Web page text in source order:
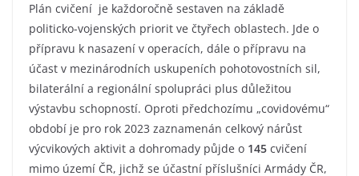
Plán cvičení je každoročně sestaven na základě
politicko-vojenských priorit ve čtyřech oblastech. Jde o
přípravu k nasazení v operacích, dále o přípravu na
účast v mezinárodních uskupeních pohotovostních sil,
bilaterální a regionální spolupráci plus důležitou
výstavbu schopností. Oproti předchozímu „covidovému“
období je pro rok 2023 zaznamenán celkový nárůst
výcvikových aktivit a dohromady půjde o 145 cvičení
mimo území ČR, jichž se účastní příslušníci Armády ČR,